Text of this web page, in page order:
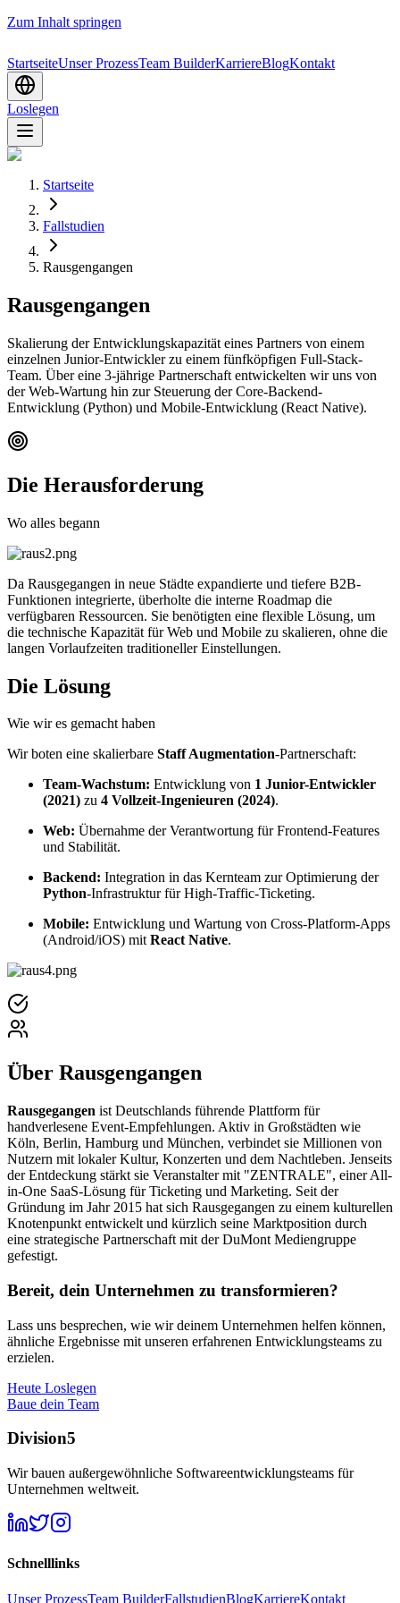
Zum Inhalt springen
StartseiteUnser ProzessTeam BuilderKarriereBlogKontakt
Loslegen
Startseite
Fallstudien
Rausgengangen
Rausgengangen
Skalierung der Entwicklungskapazität eines Partners von einem
einzelnen Junior-Entwickler zu einem fünfköpfigen Full-Stack-
Team. Über eine 3-jährige Partnerschaft entwickelten wir uns von
der Web-Wartung hin zur Steuerung der Core-Backend-
Entwicklung (Python) und Mobile-Entwicklung (React Native).
Die Herausforderung
Wo alles begann
Da Rausgegangen in neue Städte expandierte und tiefere B2B-
Funktionen integrierte, überholte die interne Roadmap die
verfügbaren Ressourcen. Sie benötigten eine flexible Lösung, um
die technische Kapazität für Web und Mobile zu skalieren, ohne die
langen Vorlaufzeiten traditioneller Einstellungen.
Die Lösung
Wie wir es gemacht haben
Wir boten eine skalierbare Staff Augmentation-Partnerschaft:
Team-Wachstum: Entwicklung von 1 Junior-Entwickler
(2021) zu 4 Vollzeit-Ingenieuren (2024).
Web: Übernahme der Verantwortung für Frontend-Features
und Stabilität.
Backend: Integration in das Kernteam zur Optimierung der
Python-Infrastruktur für High-Traffic-Ticketing.
Mobile: Entwicklung und Wartung von Cross-Platform-Apps
(Android/iOS) mitReact Native.
Über Rausgengangen
Rausgegangen ist Deutschlands führende Plattform für
handverlesene Event-Empfehlungen. Aktiv in Großstädten wie
Köln, Berlin, Hamburg und München, verbindet sie Millionen von
Nutzern mit lokaler Kultur, Konzerten und dem Nachtleben. Jenseits
der Entdeckung stärkt sie Veranstalter mit "ZENTRALE", einer All-
in-One SaaS-Lösung für Ticketing und Marketing. Seit der
Gründung im Jahr 2015 hat sich Rausgegangen zu einem kulturellen
Knotenpunkt entwickelt und kürzlich seine Marktposition durch
eine strategische Partnerschaft mit der DuMont Mediengruppe
gefestigt.
Bereit, dein Unternehmen zu transformieren?
Lass uns besprechen, wie wir deinem Unternehmen helfen können,
ähnliche Ergebnisse mit unseren erfahrenen Entwicklungsteams zu
erzielen.
Heute Loslegen
Baue dein Team
Division5
Wir bauen außergewöhnliche Softwareentwicklungsteams für
Unternehmen weltweit.
Schnelllinks
Unser ProzessTeam BuilderFallstudienBlogKarriereKontakt